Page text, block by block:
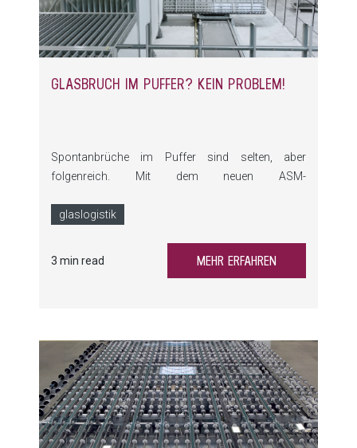
GLASBRUCH IM PUFFER? KEIN PROBLEM!
Spontanbrüche im Puffer sind selten, aber
folgenreich. Mit dem neuen ASM-
gemeldet und automatisch gereinigt – bevor es
glaslogistik
3 min read MEHR ERFAHREN